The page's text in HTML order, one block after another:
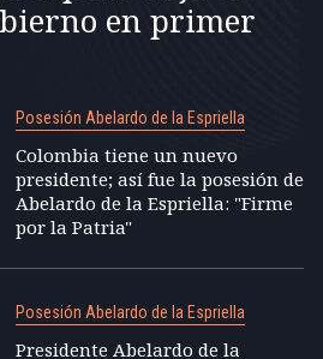
en primer
Posesión Abelardo de la Espriella
Colombia tiene un nuevo
presidente; así fue la posesión de
Abelardo de la Espriella: "Firme
por la Patria"
Posesión Abelardo de la Espriella
Presidente Abelardo de la